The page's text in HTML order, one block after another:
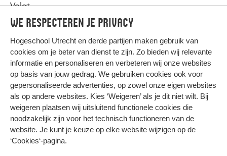
We respecteren je privacy
Hogeschool Utrecht en derde partijen maken gebruik van
cookies om je beter van dienst te zijn. Zo bieden wij relevante
informatie en personaliseren en verbeteren wij onze websites
op basis van jouw gedrag. We gebruiken cookies ook voor
gepersonaliseerde advertenties, op zowel onze eigen websites
als op andere websites. Kies ‘Weigeren’ als je dit niet wilt. Bij
weigeren plaatsen wij uitsluitend functionele cookies die
noodzakelijk zijn voor het technisch functioneren van de
website. Je kunt je keuze op elke website wijzigen op de
‘Cookies‘-pagina.
Volgt
HIER KOMT ALLES SAMEN
Privacy
Cookies